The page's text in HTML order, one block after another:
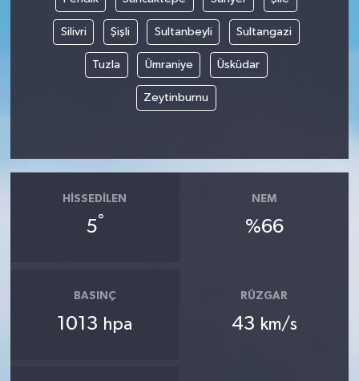
Silivri Şişli Sultanbeyli Sultangazi
Tuzla Ümraniye Üsküdar
Zeytinburnu
HISSEDILEN
5°
NEM
%66
BASINÇ
1013 hpa
RÜZGAR
43 km/s